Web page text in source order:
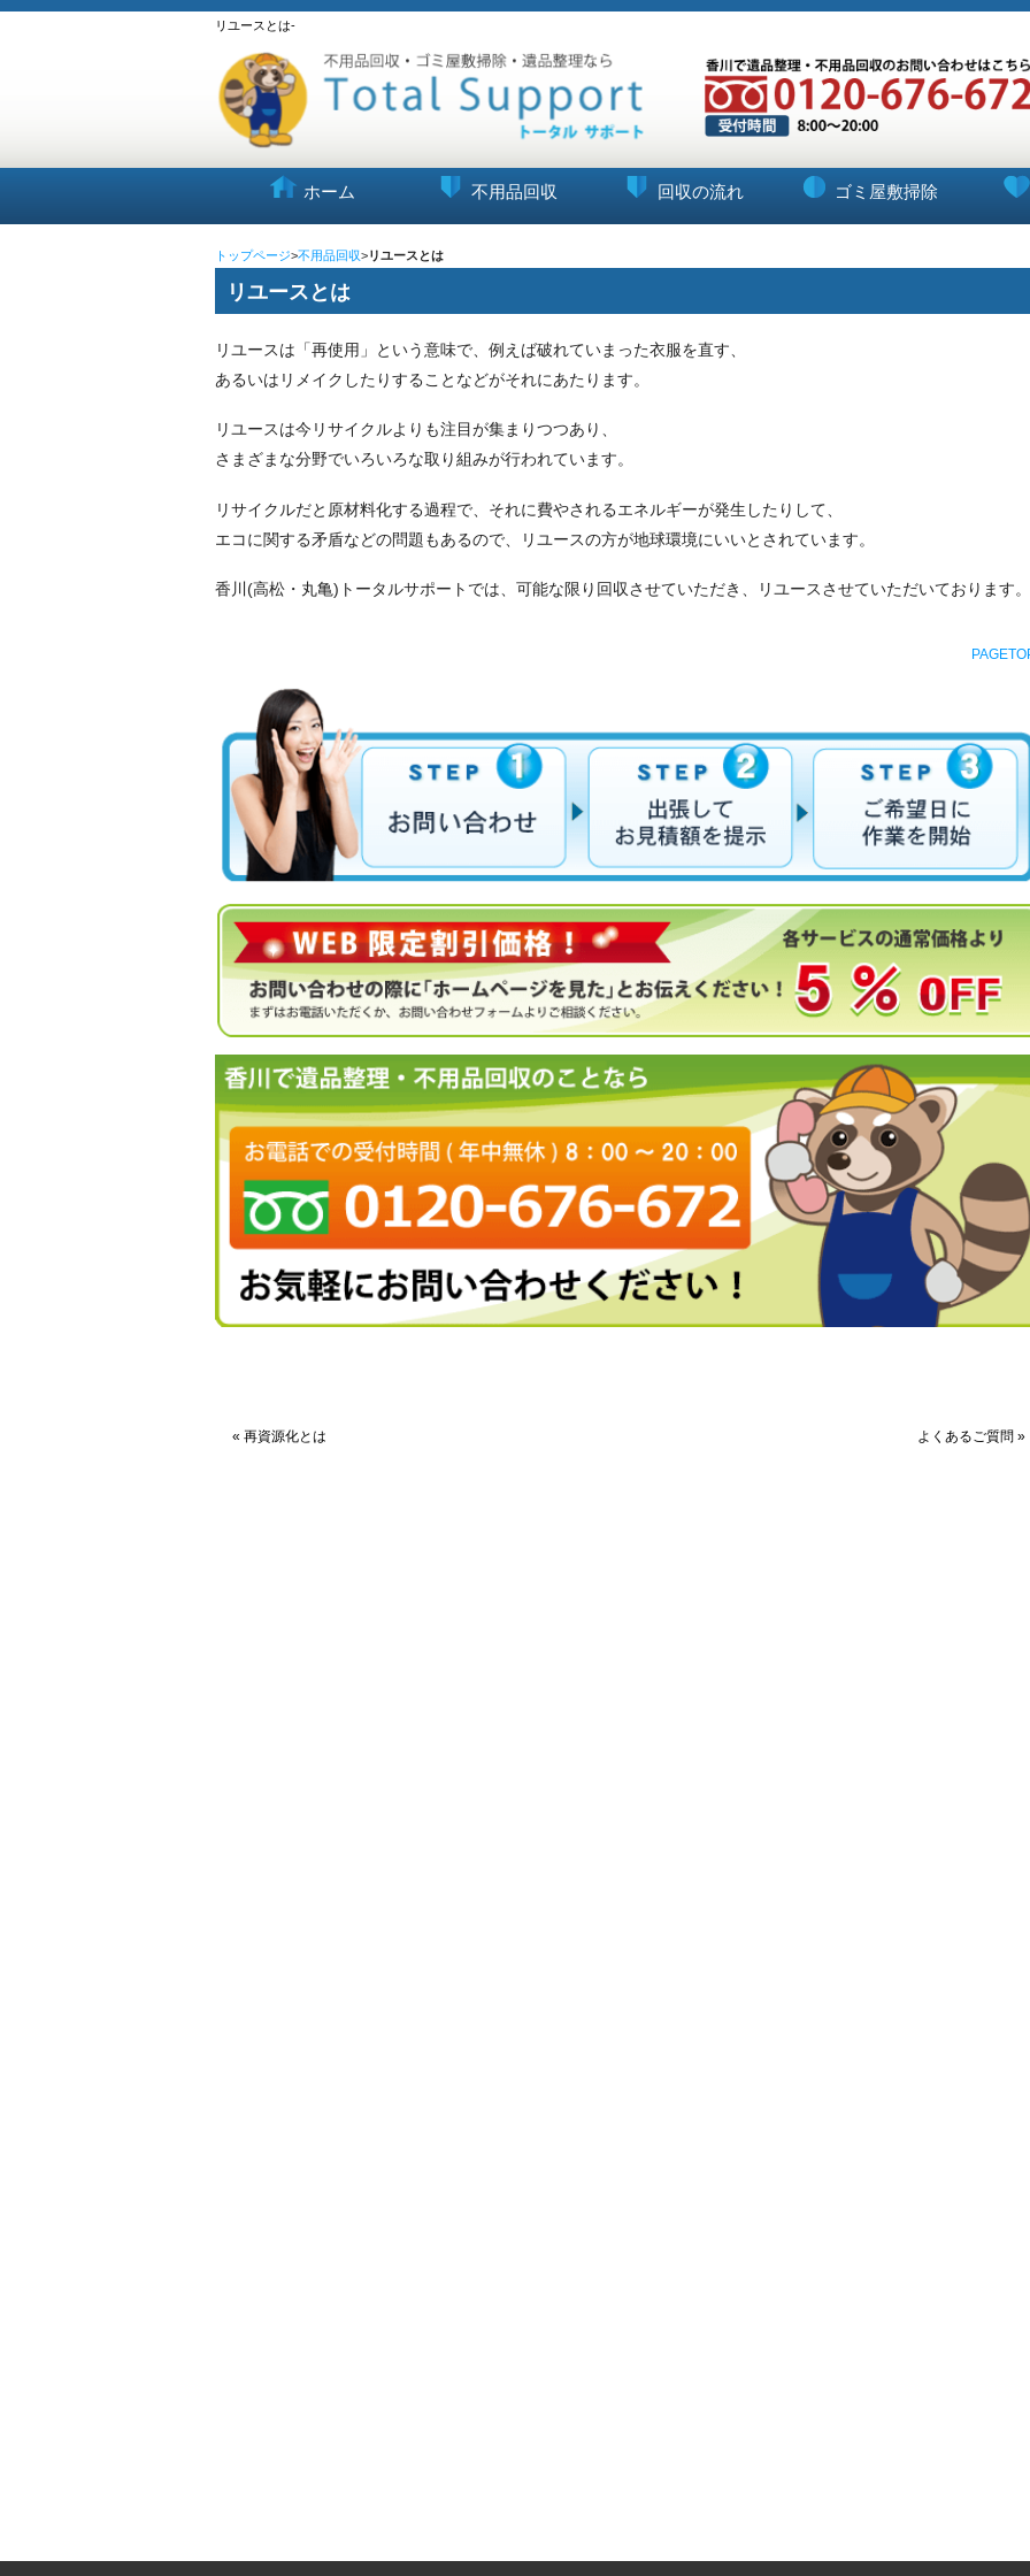
リユースとは-
ホーム 不用品回収 回収の流れ ゴミ屋敷掃除
トップページ>不用品回収>リユースとは
リユースとは
リユースは「再使用」という意味で、例えば破れていまった衣服を直す、
あるいはリメイクしたりすることなどがそれにあたります。
リユースは今リサイクルよりも注目が集まりつつあり、
さまざまな分野でいろいろな取り組みが行われています。
リサイクルだと原材料化する過程で、それに費やされるエネルギーが発生したりして、
エコに関する矛盾などの問題もあるので、リユースの方が地球環境にいいとされています。
香川(高松・丸亀)トータルサポートでは、可能な限り回収させていただき、リユースさせていただいております。
« 再資源化とは よくあるご質問 »